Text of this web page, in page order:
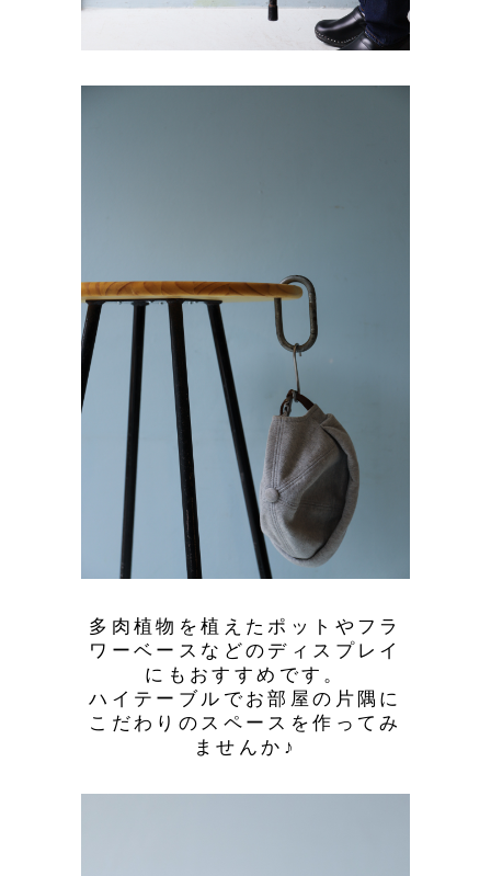
多肉植物を植えたポットやフラ
ワーベースなどのディスプレイ
にもおすすめです。
ハイテーブルでお部屋の片隅に
こだわりのスペースを作ってみ
ませんか♪